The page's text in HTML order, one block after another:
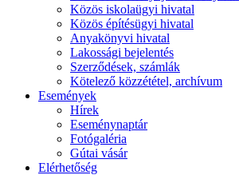
Közös iskolaügyi hivatal
Közös építésügyi hivatal
Anyakönyvi hivatal
Lakossági bejelentés
Szerződések, számlák
Kötelező közzététel, archívum
Események
Hírek
Eseménynaptár
Fotógaléria
Gútai vásár
Elérhetőség